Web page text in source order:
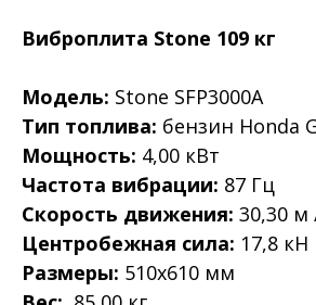
Виброплита Stone 109 кг
Модель: Stone SFP3000A
Тип топлива: бензин Honda
Мощность: 4,00 кВт
Частота вибрации: 87 Гц
Скорость движения: 30,30
Центробежная сила: 17,8 кН
Размеры: 510x610 мм